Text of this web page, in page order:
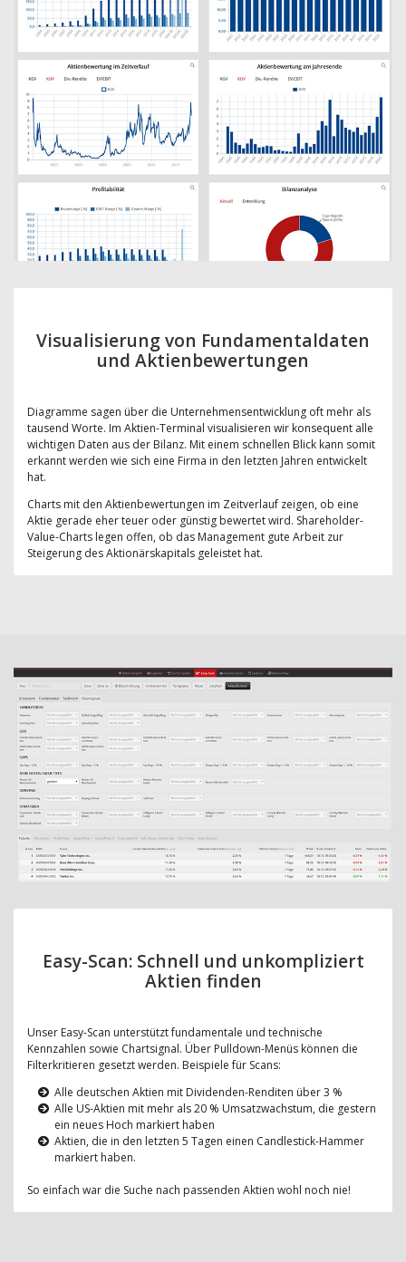
Visualisierung von Fundamentaldaten
und Aktienbewertungen
Diagramme sagen über die Unternehmensentwicklung oft mehr als
tausend Worte. Im Aktien-Terminal visualisieren wir konsequent alle
wichtigen Daten aus der Bilanz. Mit einem schnellen Blick kann somit
erkannt werden wie sich eine Firma in den letzten Jahren entwickelt
hat.
Charts mit den Aktienbewertungen im Zeitverlauf zeigen, ob eine
Aktie gerade eher teuer oder günstig bewertet wird. Shareholder-
Value-Charts legen offen, ob das Management gute Arbeit zur
Steigerung des Aktionärskapitals geleistet hat.
Easy-Scan: Schnell und unkompliziert
Aktien finden
Unser Easy-Scan unterstützt fundamentale und technische
Kennzahlen sowie Chartsignal. Über Pulldown-Menüs können die
Filterkritieren gesetzt werden. Beispiele für Scans:
Alle deutschen Aktien mit Dividenden-Renditen über 3 %
Alle US-Aktien mit mehr als 20 % Umsatzwachstum, die gestern
ein neues Hoch markiert haben
Aktien, die in den letzten 5 Tagen einen Candlestick-Hammer
markiert haben.
So einfach war die Suche nach passenden Aktien wohl noch nie!